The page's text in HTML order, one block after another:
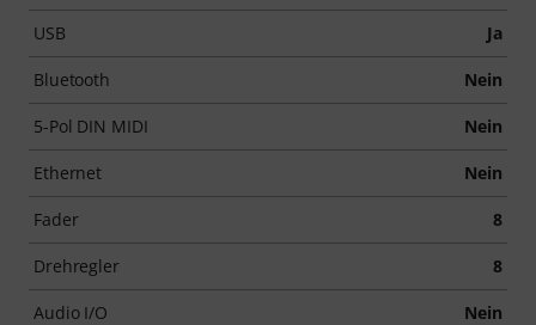
USB Ja
Bluetooth Nein
5-Pol DIN MIDI Nein
Ethernet Nein
Fader 8
Drehregler 8
Audio I/O Nein